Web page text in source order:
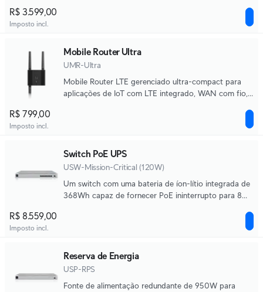
R$ 3.599,00
Imposto incl.
Mobile Router Ultra
UMR-Ultra
Mobile Router LTE gerenciado ultra-compact para
aplicações de IoT com LTE integrado, WAN com fio,
R$ 799,00
Imposto incl.
Switch PoE UPS
USW-Mission-Critical (120W)
Um switch com uma bateria de íon-lítio integrada de
368Wh capaz de fornecer PoE ininterrupto para 8
R$ 8.559,00
Imposto incl.
Reserva de Energia
USP-RPS
Fonte de alimentação redundante de 950W para